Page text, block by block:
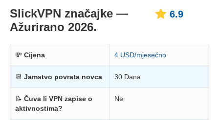
SlickVPN značajke —
Ažurirano 2026.
6.9
💸 Cijena 4 USD/mjesečno
📆 Jamstvo povrata novca 30 Dana
📝 Čuva li VPN zapise o
aktivnostima?
Ne